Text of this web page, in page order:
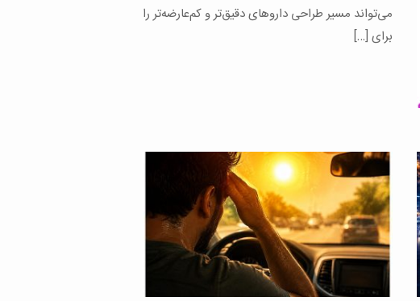
یافته‌های محققان دانشگاه علوم پزشکی تهران با
همکاری محققان خارجی نشان می‌دهد اچ‌آی‌وی در